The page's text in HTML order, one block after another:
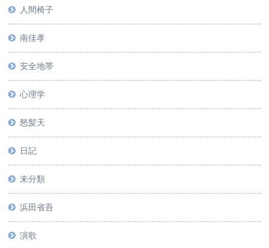
人間椅子
南佳孝
安全地帯
心理学
怒髪天
日記
未分類
浜田省吾
演歌